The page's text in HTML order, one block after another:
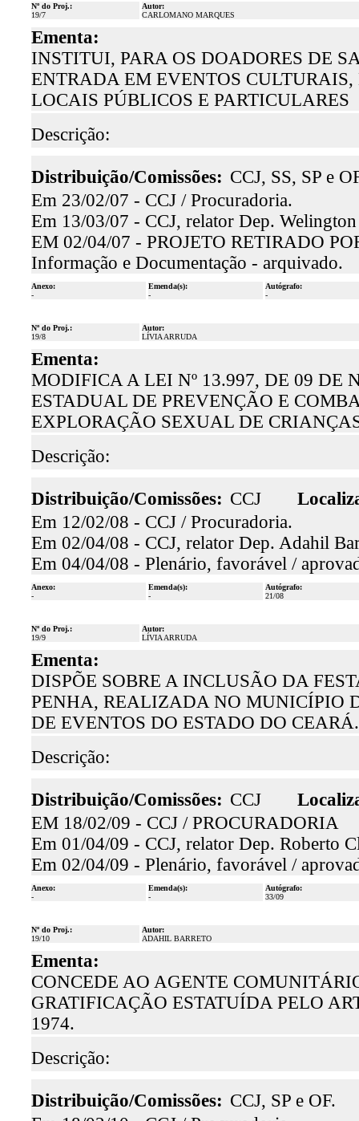
Nº do Proj.:
19/7
Autor:
CARLOMANO MARQUES
Ementa:
INSTITUI, PARA OS DOADORES DE
ENTRADA EM EVENTOS
LOCAIS PÚBLICOS E PARTICULARES
Descrição:
Distribuição/Comissões: CCJ, SS, SP e
Em 23/02/07 - CCJ / Procuradoria.
Em 13/03/07 - CCJ, relator Dep.
EM 02/04/07 - PROJETO RETIRADO
Informação e Documentação - arquivado.
Anexo:
-
Emenda(s):
-
Autógrafo:
-
Nº do Proj.:
19/8
Autor:
LÍVIA ARRUDA
Ementa:
MODIFICA A LEI Nº 13.997, DE 09 DE
ESTADUAL DE PREVENÇÃO E
EXPLORAÇÃO SEXUAL DE
Descrição:
Distribuição/Comissões: CCJ
Em 12/02/08 - CCJ / Procuradoria.
Em 02/04/08 - CCJ, relator Dep. Adahil
Em 04/04/08 - Plenário, favorável /
Anexo:
-
Emenda(s):
-
Autógrafo:
21/08
Nº do Proj.:
19/9
Autor:
LÍVIA ARRUDA
Ementa:
DISPÕE SOBRE A INCLUSÃO DA
PENHA, REALIZADA NO MUNICÍPIO
DE EVENTOS DO ESTADO DO CEARÁ.
Descrição:
Distribuição/Comissões: CCJ
EM 18/02/09 - CCJ / PROCURADORIA
Em 01/04/09 - CCJ, relator Dep. Roberto
Em 02/04/09 - Plenário, favorável /
Anexo:
-
Emenda(s):
-
Autógrafo:
33/09
Nº do Proj.:
19/10
Autor:
ADAHIL BARRETO
Ementa:
CONCEDE AO AGENTE
GRATIFICAÇÃO ESTATUÍDA PELO
1974.
Descrição:
Distribuição/Comissões: CCJ, SP e OF.